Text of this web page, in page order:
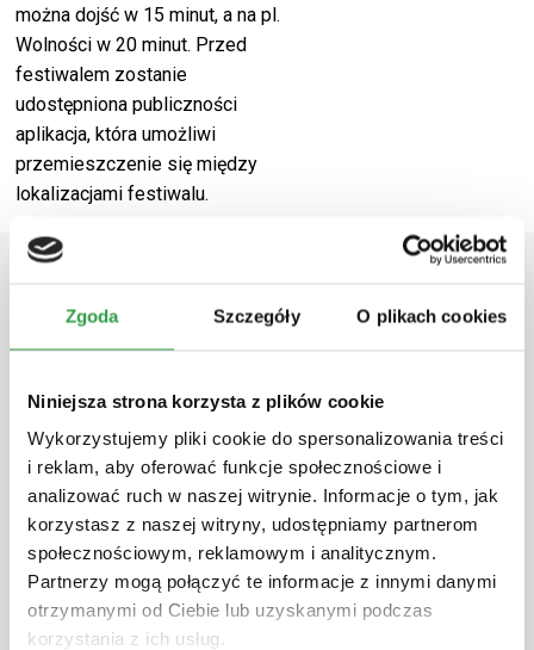
Zgoda Szczegóły O plikach cookies
Niniejsza strona korzysta z plików cookie
Wykorzystujemy pliki cookie do spersonalizowania treści
i reklam, aby oferować funkcje społecznościowe i
analizować ruch w naszej witrynie. Informacje o tym, jak
korzystasz z naszej witryny, udostępniamy partnerom
społecznościowym, reklamowym i analitycznym.
Partnerzy mogą połączyć te informacje z innymi danymi
otrzymanymi od Ciebie lub uzyskanymi podczas
korzystania z ich usług.
można dojść w 15 minut, a na pl.
Wolności w 20 minut. Przed
festiwalem zostanie
udostępniona publiczności
aplikacja, która umożliwi
przemieszczenie się między
lokalizacjami festiwalu.
ZNAMY ZWYCIĘZCE NEXT FEST
AWARD!
Nagroda, która powoli wpisuje się w tradycje
NEXT FEST. Już podczas poprzedniej edycji
publiczność wybrała artystę, który dzięki
głosom festiwalowiczów zagrał na
Bittersweet Festival. W tym roku stawka
wzrosła, p...